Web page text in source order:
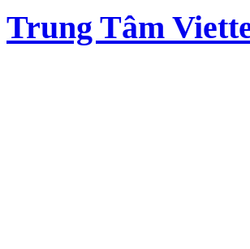
Trung Tâm